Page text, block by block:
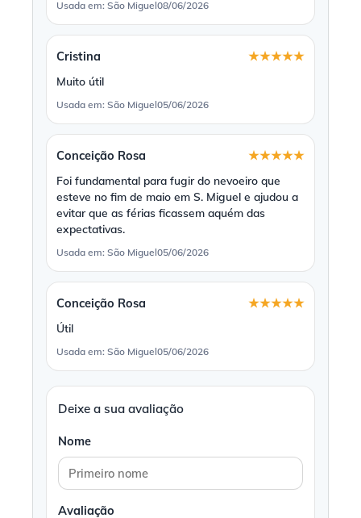
Usada em: São Miguel08/06/2026
Cristina ★★★★★
Muito útil
Usada em: São Miguel05/06/2026
Conceição Rosa ★★★★★
Foi fundamental para fugir do nevoeiro que
esteve no fim de maio em S. Miguel e ajudou a
evitar que as férias ficassem aquém das
expectativas.
Usada em: São Miguel05/06/2026
Conceição Rosa ★★★★★
Útil
Usada em: São Miguel05/06/2026
Deixe a sua avaliação
Nome
Avaliação